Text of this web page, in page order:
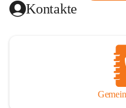
Kontakte